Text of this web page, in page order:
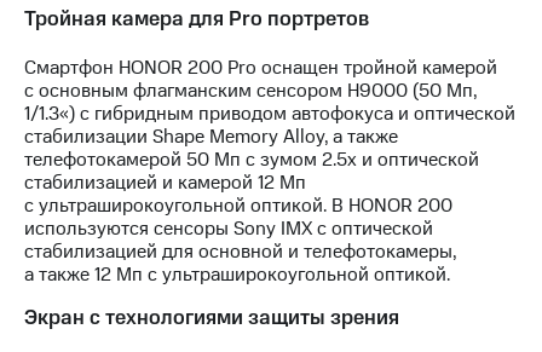
Тройная камера для Pro портретов
Смартфон HONOR 200 Pro оснащен тройной камерой
с основным флагманским сенсором H9000 (50 Мп,
1/1.3«) c гибридным приводом автофокуса и оптической
стабилизации Shape Memory Alloy, а также
телефотокамерой 50 Мп с зумом 2.5х и оптической
стабилизацией и камерой 12 Мп
с ультраширокоугольной оптикой. В HONOR 200
используются сенсоры Sony IMX с оптической
стабилизацией для основной и телефотокамеры,
а также 12 Мп с ультраширокоугольной оптикой.
Экран с технологиями защиты зрения